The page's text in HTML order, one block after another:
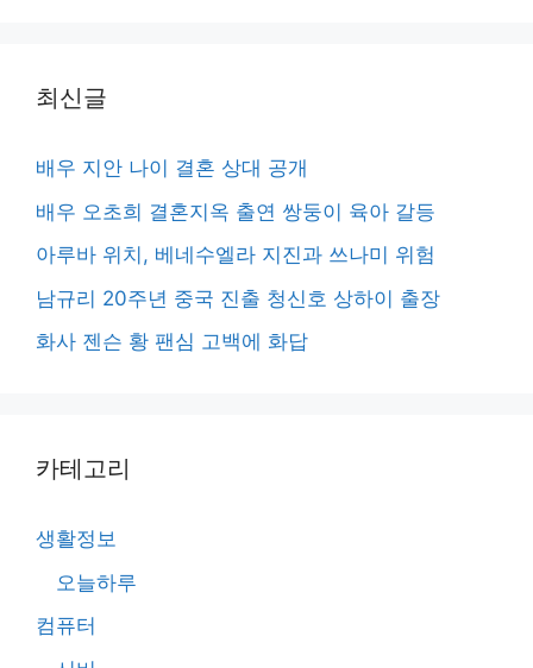
최신글
배우 지안 나이 결혼 상대 공개
배우 오초희 결혼지옥 출연 쌍둥이 육아 갈등
아루바 위치, 베네수엘라 지진과 쓰나미 위험
남규리 20주년 중국 진출 청신호 상하이 출장
화사 젠슨 황 팬심 고백에 화답
카테고리
생활정보
오늘하루
컴퓨터